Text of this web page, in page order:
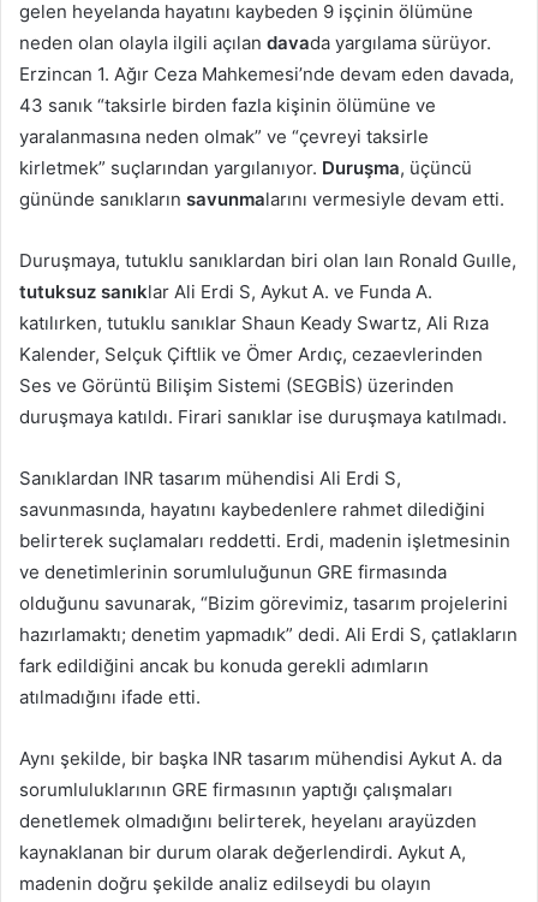
gelen heyelanda hayatını kaybeden 9 işçinin ölümüne
neden olan olayla ilgili açılan davada yargılama sürüyor.
Erzincan 1. Ağır Ceza Mahkemesi’nde devam eden davada,
43 sanık “taksirle birden fazla kişinin ölümüne ve
yaralanmasına neden olmak” ve “çevreyi taksirle
kirletmek” suçlarından yargılanıyor. Duruşma, üçüncü
gününde sanıkların savunmalarını vermesiyle devam etti.
Duruşmaya, tutuklu sanıklardan biri olan Iaın Ronald Guılle,
tutuksuz sanıklar Ali Erdi S, Aykut A. ve Funda A.
katılırken, tutuklu sanıklar Shaun Keady Swartz, Ali Rıza
Kalender, Selçuk Çiftlik ve Ömer Ardıç, cezaevlerinden
Ses ve Görüntü Bilişim Sistemi (SEGBİS) üzerinden
duruşmaya katıldı. Firari sanıklar ise duruşmaya katılmadı.
Sanıklardan INR tasarım mühendisi Ali Erdi S,
savunmasında, hayatını kaybedenlere rahmet dilediğini
belirterek suçlamaları reddetti. Erdi, madenin işletmesinin
ve denetimlerinin sorumluluğunun GRE firmasında
olduğunu savunarak, “Bizim görevimiz, tasarım projelerini
hazırlamaktı; denetim yapmadık” dedi. Ali Erdi S, çatlakların
fark edildiğini ancak bu konuda gerekli adımların
atılmadığını ifade etti.
Aynı şekilde, bir başka INR tasarım mühendisi Aykut A. da
sorumluluklarının GRE firmasının yaptığı çalışmaları
denetlemek olmadığını belirterek, heyelanı arayüzden
kaynaklanan bir durum olarak değerlendirdi. Aykut A,
madenin doğru şekilde analiz edilseydi bu olayın